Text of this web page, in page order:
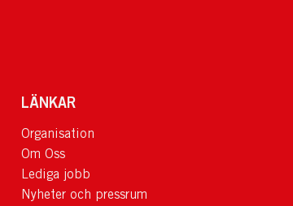
LÄNKAR
Organisation
Om Oss
Lediga jobb
Nyheter och pressrum